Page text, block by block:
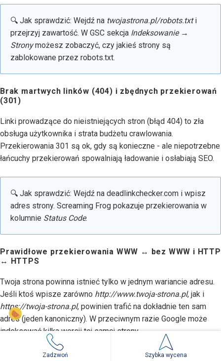
🔍 Jak sprawdzić: Wejdź na twojastrona.pl/robots.txti
przejrzyj zawartość. W GSC sekcja Indeksowanie →
Stronymożesz zobaczyć, czy jakieś strony są
zablokowane przez robots.txt.
Brak martwych linków (404) i zbędnych przekierowań
(301)
Linki prowadzące do nieistniejących stron (błąd 404) to zła
obsługa użytkownika i strata budżetu crawlowania.
Przekierowania 301 są ok, gdy są konieczne - ale niepotrzebne
łańcuchy przekierowań spowalniają ładowanie i osłabiają SEO.
🔍 Jak sprawdzić: Wejdź na deadlinkchecker.com i wpisz
adres strony. Screaming Frog pokazuje przekierowania w
kolumnie Status Code.
Prawidłowe przekierowania WWW ↔ bez WWW i HTTP
↔ HTTPS
Twoja strona powinna istnieć tylko w jednym wariancie adresu.
Jeśli ktoś wpisze zarówno http://www.twoja-strona.pl, jak i
https://twoja-strona.pl, powinien trafić na dokładnie ten sam
adres (jeden kanoniczny). W przeciwnym razie Google może
indeksować kilka wersji tej samej strony.
Zadzwoń Szybka wycena